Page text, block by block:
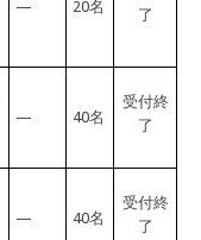
— 20名 了
— 40名
受付終
了
— 40名
受付終
了